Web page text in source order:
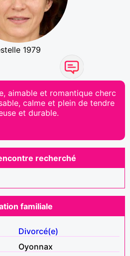
1979
aimable et romantique cherc
calme et plein de tendre
et durable.
recherché
familiale
Divorcé(e)
Oyonnax